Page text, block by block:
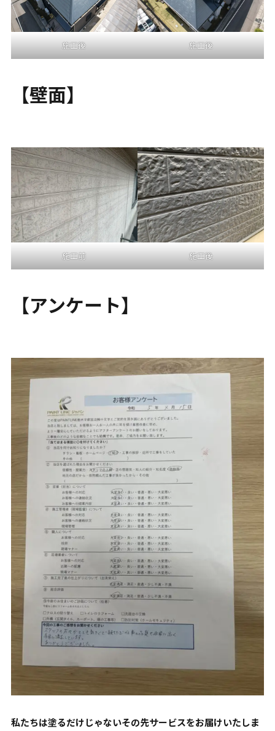
施工後 施工後
【壁面】
施工前 施工後
【アンケート】
私たちは塗るだけじゃないその先サービスをお届けいたしま